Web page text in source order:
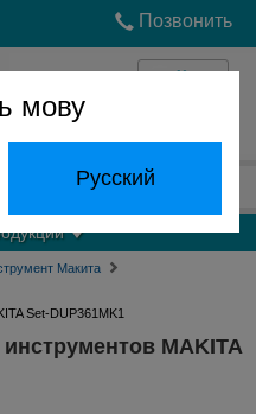
мову
Русский
Позвонить
Войти
(068) 824-24-24
Макита
Set-DUP361MK1
MAKITA